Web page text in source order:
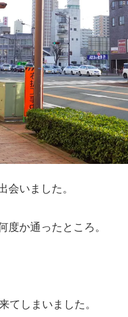
会いました。
度か通ったところ。
てしまいました。